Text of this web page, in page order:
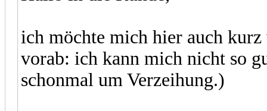
ich möchte mich hier auch
vorab: ich kann mich nicht so
schonmal um Verzeihung.)